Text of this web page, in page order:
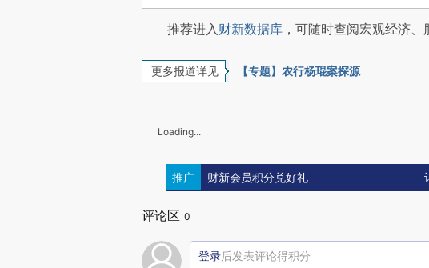
推荐进入财新数据库 ，可随时查阅宏观经济
更多报道详见 【专题】农行杨琨案探源
Loading...
推广 财新会员积分兑好礼
评论区 0
登录后发表评论得积分